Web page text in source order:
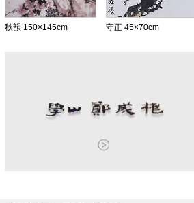
秋韻 150×145cm 守正 45×70cm